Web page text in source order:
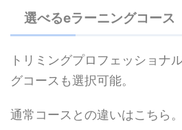
選べるeラーニングコース
トリミングプロフェッショナ
グコースも選択可能。
通常コースとの違いはこちら。